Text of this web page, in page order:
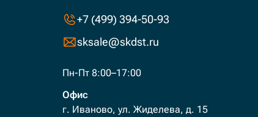
+7 (499) 394-50-93
sksale@skdst.ru
Пн-Пт 8:00–17:00
Офис
г. Иваново, ул. Жиделева, д. 15